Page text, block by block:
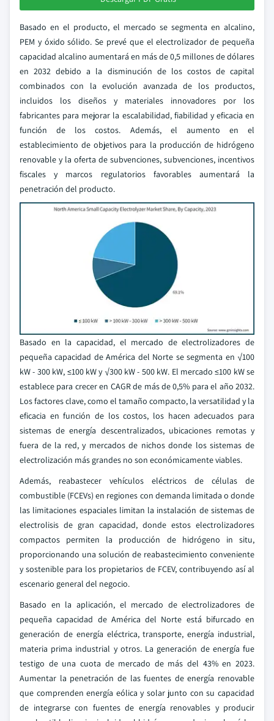
Basado en el producto, el mercado se segmenta en alcalino,
PEM y óxido sólido. Se prevé que el electrolizador de pequeña
capacidad alcalino aumentará en más de 0,5 millones de dólares
en 2032 debido a la disminución de los costos de capital
combinados con la evolución avanzada de los productos,
incluidos los diseños y materiales innovadores por los
fabricantes para mejorar la escalabilidad, fiabilidad y eficacia en
función de los costos. Además, el aumento en el
establecimiento de objetivos para la producción de hidrógeno
renovable y la oferta de subvenciones, subvenciones, incentivos
fiscales y marcos regulatorios favorables aumentará la
penetración del producto.
Basado en la capacidad, el mercado de electrolizadores de
pequeña capacidad de América del Norte se segmenta en √100
kW - 300 kW, ≤100 kW y √300 kW - 500 kW. El mercado ≤100 kW se
establece para crecer en CAGR de más de 0,5% para el año 2032.
Los factores clave, como el tamaño compacto, la versatilidad y la
eficacia en función de los costos, los hacen adecuados para
sistemas de energía descentralizados, ubicaciones remotas y
fuera de la red, y mercados de nichos donde los sistemas de
electrolización más grandes no son económicamente viables.
Además, reabastecer vehículos eléctricos de células de
combustible (FCEVs) en regiones con demanda limitada o donde
las limitaciones espaciales limitan la instalación de sistemas de
electrolisis de gran capacidad, donde estos electrolizadores
compactos permiten la producción de hidrógeno in situ,
proporcionando una solución de reabastecimiento conveniente
y sostenible para los propietarios de FCEV, contribuyendo así al
escenario general del negocio.
Basado en la aplicación, el mercado de electrolizadores de
pequeña capacidad de América del Norte está bifurcado en
generación de energía eléctrica, transporte, energía industrial,
materia prima industrial y otros. La generación de energía fue
testigo de una cuota de mercado de más del 43% en 2023.
Aumentar la penetración de las fuentes de energía renovable
que comprenden energía eólica y solar junto con su capacidad
de integrarse con fuentes de energía renovables y producir